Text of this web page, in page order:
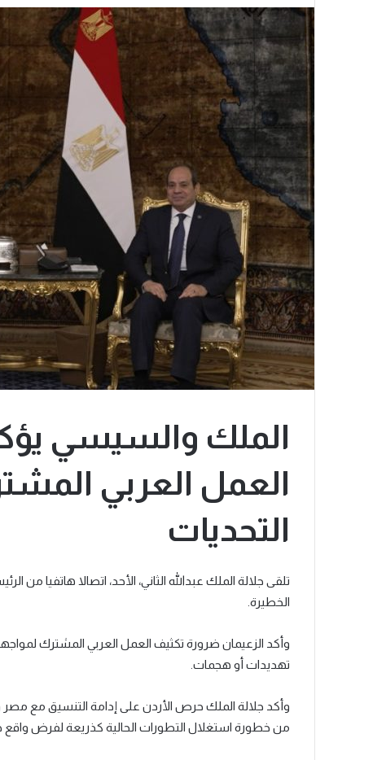
الملك والسيسي
العمل العربي
التحديات
تلقى جلالة الملك عبدﷲ الثاني، الأحد، اتصالا هاتفيا من
الخطيرة.
وأكد الزعيمان ضرورة تكثيف العمل العربي المشترك
تهديدات أو هجمات.
وأكد جلالة الملك حرص الأردن على إدامة التنسيق مع مصر
من خطورة استغلال التطورات الحالية كذريعة لفرض واقع